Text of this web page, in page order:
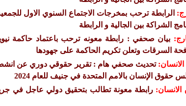
الرابطة ترحب بمخرجات الاجتماع السنوي الاول
الشراكة بين الجالية و الرابطة
بيان صحفي : رابطة معونه ترحب باعتماد حاكمة
السرقات وتعلن تكريم الحاكمة على جهودها
تحديث صحفي هام : تقرير حقوقي دوري عن انشطة
رابطة معونة تطالب بتحقيق دولي عاجل في